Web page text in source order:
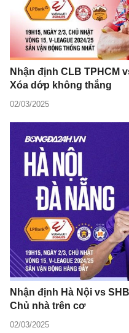
Nhận định CLB TPHCM
Xóa dớp không thắng
02/03/2025
Nhận định Hà Nội vs
Chủ nhà trên cơ
02/03/2025